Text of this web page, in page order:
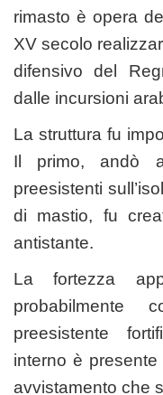
rimasto è opera
XV secolo
difensivo del
dalle incursioni
La struttura fu
Il primo, andò
preesistenti
di mastio, fu
antistante.
La fortezza
probabilmente
preesistente
interno è
avvistamento che